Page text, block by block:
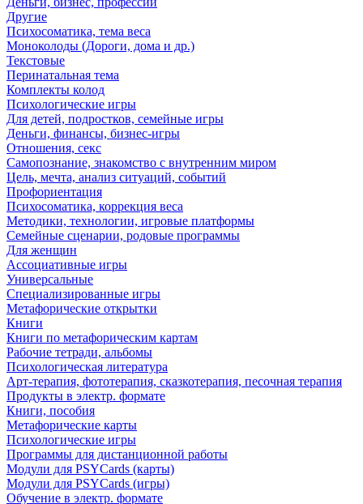
Другие
Психосоматика, тема веса
Моноколоды (Дороги, дома и др.)
Текстовые
Перинатальная тема
Комплекты колод
Психологические игры
Для детей, подростков, семейные игры
Деньги, финансы, бизнес-игры
Отношения, секс
Самопознание, знакомство с внутренним миром
Цель, мечта, анализ ситуаций, событий
Профориентация
Психосоматика, коррекция веса
Методики, технологии, игровые платформы
Семейные сценарии, родовые программы
Для женщин
Ассоциативные игры
Универсальные
Специализированные игры
Метафорические открытки
Книги
Книги по метафорическим картам
Рабочие тетради, альбомы
Психологическая литература
Арт-терапия, фототерапия, сказкотерапия, песочная терапия
Продукты в электр. формате
Книги, пособия
Метафорические карты
Психологические игры
Программы для дистанционной работы
Модули для PSYCards (карты)
Модули для PSYCards (игры)
Обучение в электр. формате